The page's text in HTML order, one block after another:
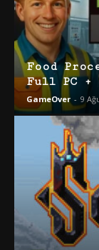
Food
Full PC +
GameOver - 9